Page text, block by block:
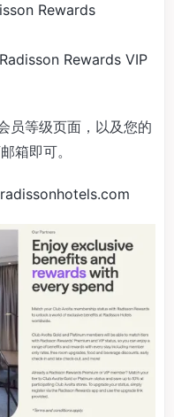
Rewards
Rewards VIP
员等级页面，以及您的
箱即可。